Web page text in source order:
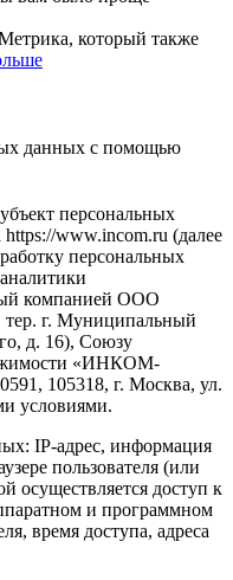
который также
данных с помощью
персональных
www.incom.ru (далее
персональных
компанией ООО
г. Муниципальный
д. 16), Союзу
«ИНКОМ-
105318, г. Москва, ул.
условиями.
IP-адрес, информация
пользователя (или
осуществляется доступ к
и программном
время доступа, адреса